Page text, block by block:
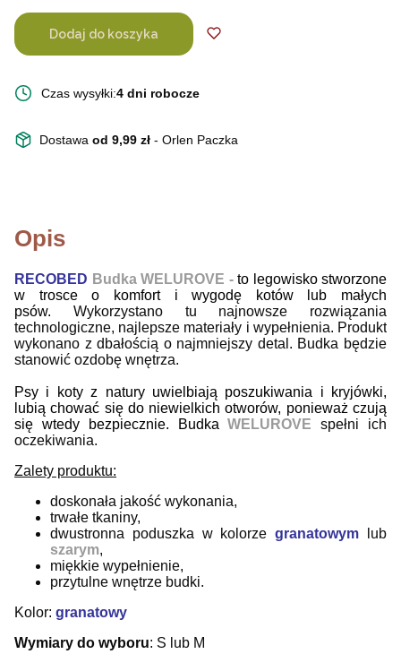
Dodaj do koszyka
Czas wysyłki:4 dni robocze
Dostawa od 9,99 zł - Orlen Paczka
Opis
RECOBED Budka WELUROVE -to legowisko stworzone
w trosce o komfort i wygodę kotów lub małych
psów. Wykorzystano tu najnowsze rozwiązania
technologiczne, najlepsze materiały i wypełnienia. Produkt
wykonano z dbałością o najmniejszy detal. Budka będzie
stanowić ozdobę wnętrza.
Psy i koty z natury uwielbiają poszukiwania i kryjówki,
lubią chować się do niewielkich otworów, ponieważ czują
się wtedy bezpiecznie. Budka
WELUROVE
spełni ich
oczekiwania.
Zalety produktu:
doskonała jakość wykonania,
trwałe tkaniny,
dwustronna poduszka w kolorzegranatowym
lub
szarym,
miękkie wypełnienie,
przytulne wnętrze budki.
Kolor: granatowy
Wymiary do wyboru: S lub M